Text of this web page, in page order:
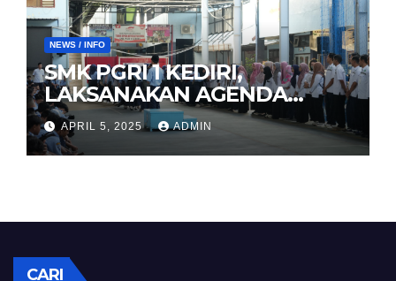
NEWS / INFO
SMK PGRI 1 KEDIRI,
LAKSANAKAN AGENDA
HALAL BIHALAL
APRIL 5, 2025 ADMIN
CARI